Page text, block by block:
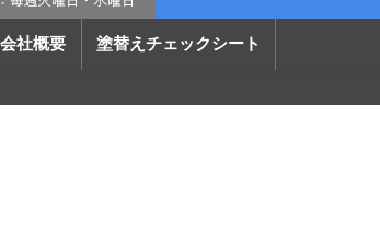
会社概要 塗替えチェックシート